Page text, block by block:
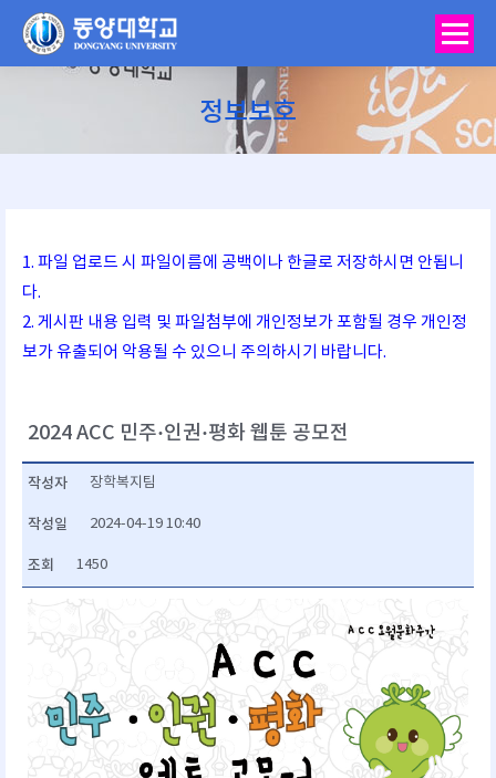
정보보호
You are here:
1. 파일 업로드 시 파일이름에 공백이나 한글로 저장하시면 안됩니
다.
2. 게시판 내용 입력 및 파일첨부에 개인정보가 포함될 경우 개인정
보가 유출되어 악용될 수 있으니 주의하시기 바랍니다.
2024 ACC 민주·인권·평화 웹툰 공모전
작성자 장학복지팀
작성일 2024-04-19 10:40
조회 1450